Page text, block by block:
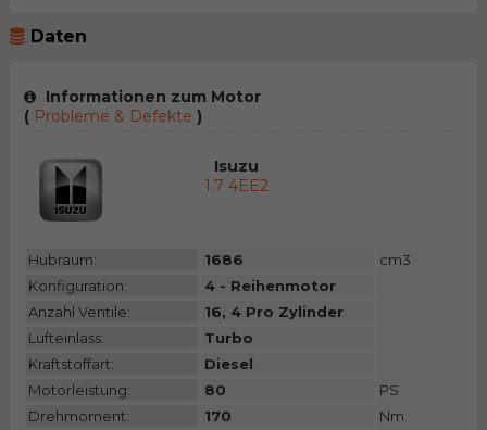
Daten
Informationen zum Motor
(Probleme & Defekte )
Isuzu
1.7 4EE2
Hubraum: 1686
cm3
Konfiguration:
4 - Reihenmotor
Anzahl Ventile:
16, 4 Pro Zylinder
Lufteinlass:
Turbo
Kraftstoffart:
Diesel
Motorleistung:
80
PS
Drehmoment:
170 Nm